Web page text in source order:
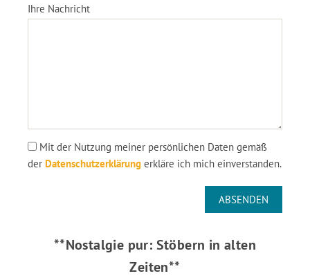
Ihre Nachricht
Mit der Nutzung meiner persönlichen Daten gemäß
der Datenschutzerklärung erkläre ich mich einverstanden.
ABSENDEN
**Nostalgie pur: Stöbern in alten
Zeiten**